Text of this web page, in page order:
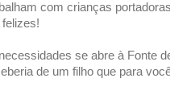
com crianças
se abre à Fonte
de um filho que para